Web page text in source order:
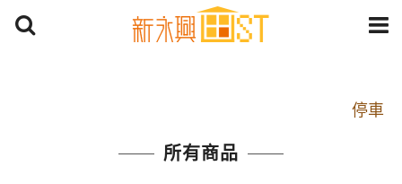
停車
捷運： 中和線【頂溪站 2 號出口】往中山路1段139
所有商品